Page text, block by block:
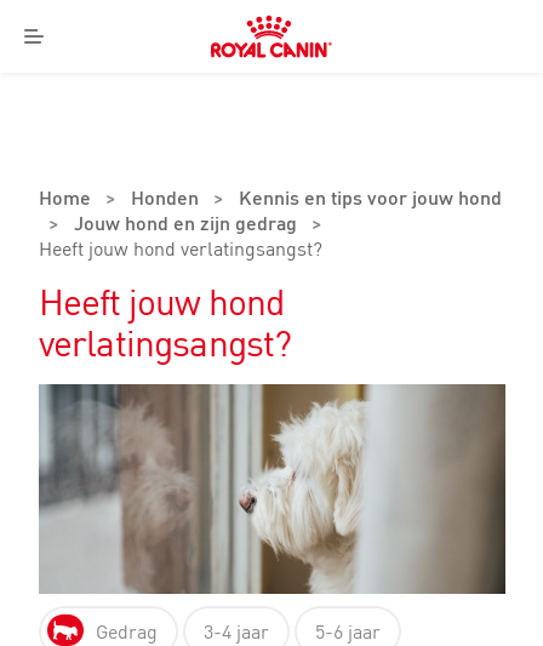
Menu
Royal
Canin
Home > Honden >
Kennis en tips voor jouw hond
> Jouw hond en zijn gedrag
>
Heeft jouw hond verlatingsangst?
Heeft jouw hond
verlatingsangst?
Gedrag 3-4 jaar
5-6 jaar